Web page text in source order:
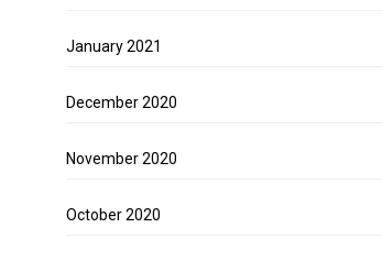
January 2021
December 2020
November 2020
October 2020